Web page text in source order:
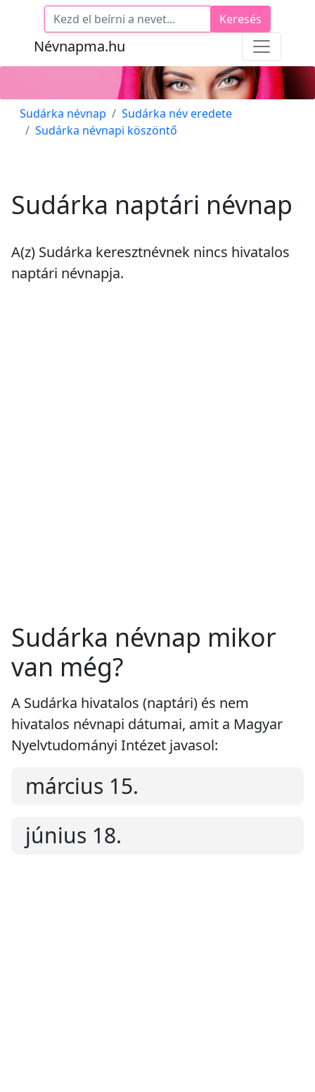
Névnapma.hu
Keresés
Sudárka névnap
Sudárka név eredete
Sudárka névnapi köszöntő
Sudárka naptári névnap
A(z) Sudárka keresztnévnek nincs hivatalos
naptári névnapja.
Sudárka névnap mikor
van még?
A Sudárka hivatalos (naptári) és nem
hivatalos névnapi dátumai, amit a Magyar
Nyelvtudományi Intézet javasol:
március 15.
június 18.